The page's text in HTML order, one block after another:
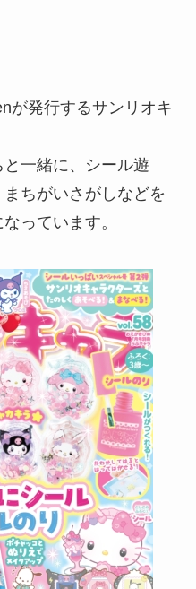
が発行するサンリオキ
一緒に、シール遊
ちがいさがしなどを
っています。